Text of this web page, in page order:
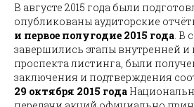
В августе 2015 года были
опубликованы аудиторские
и первое полугодие 2015 года. В
завершились этапы внутренней
проспекта листинга, были
заключения и подтверждения
29 октября 2015 года